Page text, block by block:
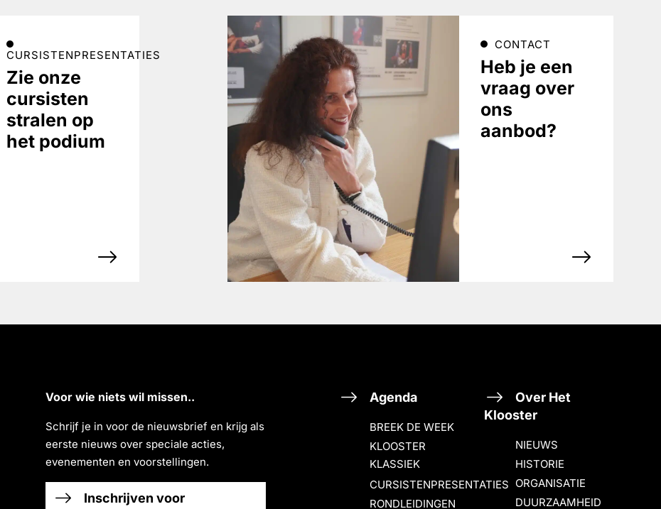
CURSISTENPRESENTATIES
Zie onze
cursisten
stralen op
het podium
CONTACT
Heb je een
vraag over
ons
aanbod?
Voor wie niets wil missen..
Schrĳf je in voor de nieuwsbrief en krĳg als
eerste nieuws over speciale acties,
evenementen en voorstellingen.
Inschrijven voor
Agenda
BREEK DE WEEK
KLOOSTER
KLASSIEK
CURSISTENPRESENTATIES
RONDLEIDINGEN
Over Het
Klooster
NIEUWS
HISTORIE
ORGANISATIE
DUURZAAMHEID